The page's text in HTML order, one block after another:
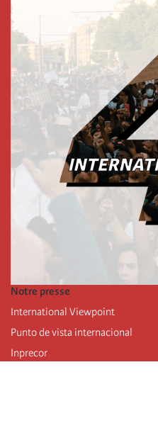
Notre presse
International Viewpoint
Punto de vista internacional
Inprecor